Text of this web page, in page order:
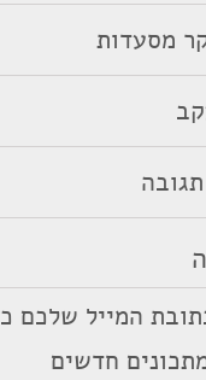
מסעדות
המייל שלכם
חדשים